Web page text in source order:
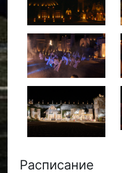
Расписание